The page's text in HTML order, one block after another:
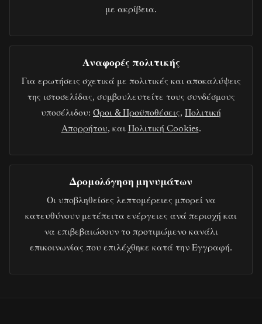
με ακρίβεια.
Αναφορές πολιτικής
Για ερωτήσεις σχετικά με πολιτικές και αποκαλύψεις
της ιστοσελίδας, συμβουλευτείτε τους συνδέσμους
υποσέλιδου: Όροι & Προϋποθέσεις, Πολιτική
Απορρήτου, και Πολιτική Cookies.
Δρομολόγηση μηνυμάτων
Οι υποβληθείσες λεπτομέρειες μπορεί να
κατευθύνουν μετέπειτα ενέργειες ανά περιοχή και
να επιβεβαιώσουν το προτιμώμενο κανάλι
επικοινωνίας που επιλέχθηκε κατά την Εγγραφή.